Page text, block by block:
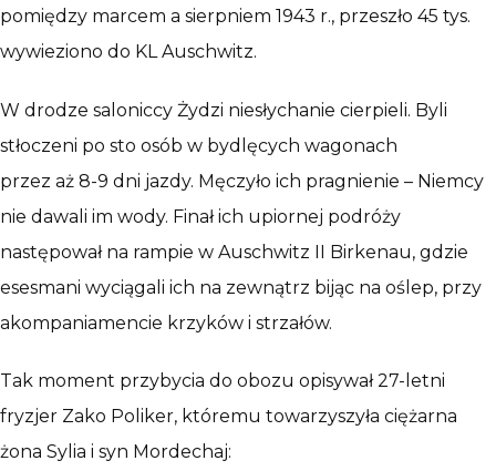
pomiędzy marcem a sierpniem 1943 r., przeszło 45 tys.
wywieziono do KL Auschwitz.
W drodze saloniccy Żydzi niesłychanie cierpieli. Byli
stłoczeni po sto osób w bydlęcych wagonach
przez aż 8-9 dni jazdy. Męczyło ich pragnienie – Niemcy
nie dawali im wody. Finał ich upiornej podróży
następował na rampie w Auschwitz II Birkenau, gdzie
esesmani wyciągali ich na zewnątrz bijąc na oślep, przy
akompaniamencie krzyków i strzałów.
Tak moment przybycia do obozu opisywał 27-letni
fryzjer Zako Poliker, któremu towarzyszyła ciężarna
żona Sylia i syn Mordechaj: